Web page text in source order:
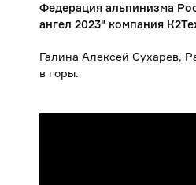
Федерация альпинизма
ангел 2023" компания
Галина Алексей Сухарев,
в горы.